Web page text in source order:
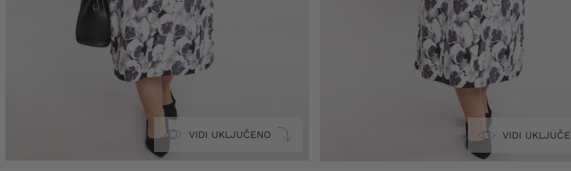
VIDI UKLJUČENO VIDI